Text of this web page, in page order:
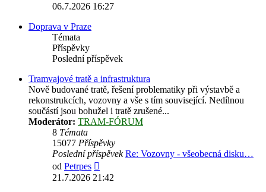
06.7.2026 16:27
Doprava v Praze
Témata
Příspěvky
Poslední příspěvek
Tramvajové tratě a infrastruktura
Nově budované tratě, řešení problematiky při výstavbě a
rekonstrukcích, vozovny a vše s tím související. Nedílnou
součástí jsou bohužel i tratě zrušené...
Moderátor: TRAM-FÓRUM
8 Témata
15077 Příspěvky
Poslední příspěvek Re: Vozovny - všeobecná disku…
od Petrpes
poslední
21.7.2026 21:42